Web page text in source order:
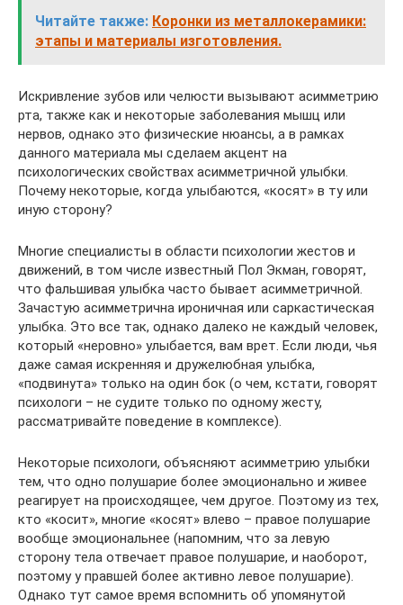
Читайте также: Коронки из металлокерамики:
этапы и материалы изготовления.
Искривление зубов или челюсти вызывают асимметрию
рта, также как и некоторые заболевания мышц или
нервов, однако это физические нюансы, а в рамках
данного материала мы сделаем акцент на
психологических свойствах асимметричной улыбки.
Почему некоторые, когда улыбаются, «косят» в ту или
иную сторону?
Многие специалисты в области психологии жестов и
движений, в том числе известный Пол Экман, говорят,
что фальшивая улыбка часто бывает асимметричной.
Зачастую асимметрична ироничная или саркастическая
улыбка. Это все так, однако далеко не каждый человек,
который «неровно» улыбается, вам врет. Если люди, чья
даже самая искренняя и дружелюбная улыбка,
«подвинута» только на один бок (о чем, кстати, говорят
психологи – не судите только по одному жесту,
рассматривайте поведение в комплексе).
Некоторые психологи, объясняют асимметрию улыбки
тем, что одно полушарие более эмоционально и живее
реагирует на происходящее, чем другое. Поэтому из тех,
кто «косит», многие «косят» влево – правое полушарие
вообще эмоциональнее (напомним, что за левую
сторону тела отвечает правое полушарие, и наоборот,
поэтому у правшей более активно левое полушарие).
Однако тут самое время вспомнить об упомянутой